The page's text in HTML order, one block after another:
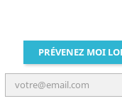
PRÉVENEZ MOI